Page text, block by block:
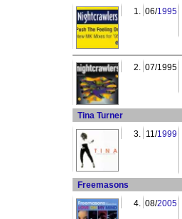
1. 06/1995
2. 07/1995
Tina Turner
3. 11/1999
Freemasons
4. 08/2005